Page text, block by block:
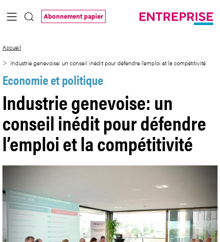
Saut au contenu principal
Abonnement papier
Accueil
Industrie genevoise: un conseil inédit pour défendre l’emploi et la compétitivité
Economie et politique
Industrie genevoise: un
conseil inédit pour défendre
l’emploi et la compétitivité